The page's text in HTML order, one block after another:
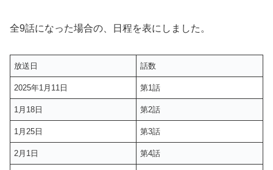
全9話になった場合の、日程を表にしました。
放送日 話数
2025年1月11日 第1話
1月18日 第2話
1月25日 第3話
2月1日 第4話